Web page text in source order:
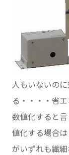
人もいないの
る・・・・省
数値化すると
値化する場合
がいずれも繊